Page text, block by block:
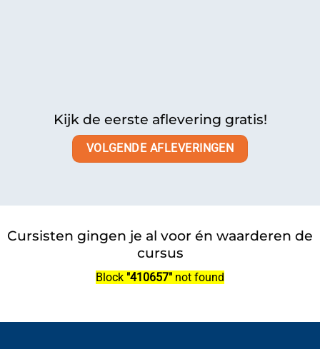
Kijk de eerste aflevering gratis!
VOLGENDE AFLEVERINGEN
Cursisten gingen je al voor én waarderen de
cursus
Block "410657" not found